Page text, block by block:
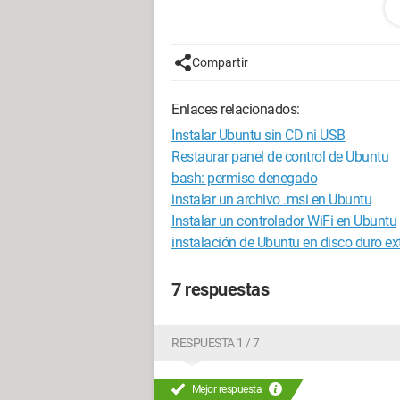
crees que tienes la paciencia
Configuración:
Compartir
Enlaces relacionados:
Instalar Ubuntu sin CD ni USB
Restaurar panel de control de Ubuntu
bash: permiso denegado
instalar un archivo .msi en Ubuntu
Instalar un controlador WiFi en Ubuntu
instalación de Ubuntu en disco duro
7 respuestas
RESPUESTA 1 / 7
Mejor respuesta